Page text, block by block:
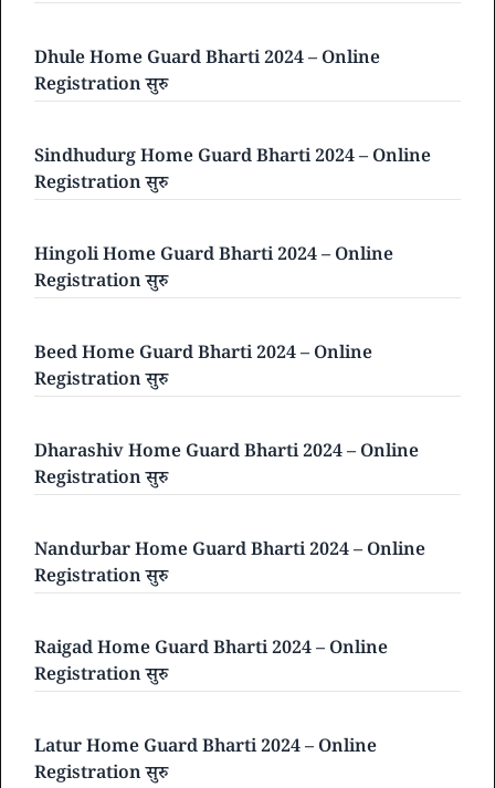
Dhule Home Guard Bharti 2024 – Online
Registration सुरु
Sindhudurg Home Guard Bharti 2024 – Online
Registration सुरु
Hingoli Home Guard Bharti 2024 – Online
Registration सुरु
Beed Home Guard Bharti 2024 – Online
Registration सुरु
Dharashiv Home Guard Bharti 2024 – Online
Registration सुरु
Nandurbar Home Guard Bharti 2024 – Online
Registration सुरु
Raigad Home Guard Bharti 2024 – Online
Registration सुरु
Latur Home Guard Bharti 2024 – Online
Registration सुरु